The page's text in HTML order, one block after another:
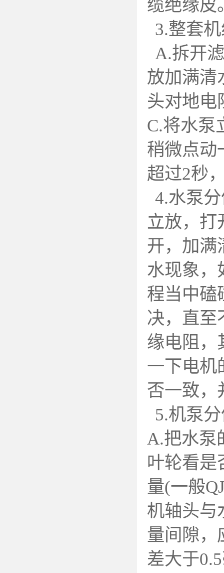
缆绝缘皮
3.整套
A.拆开
放加满清
头对地电
C.将水泵
稍微点动
超过2秒
4.水泵
立放，打
开，加满
水现象，
程当中磕
决，直至
缘电阻，
一下电机
否一致，
5.机泵
A.把水泵
叶轮看是
量(一般
机轴头与
量间隙，
差大于